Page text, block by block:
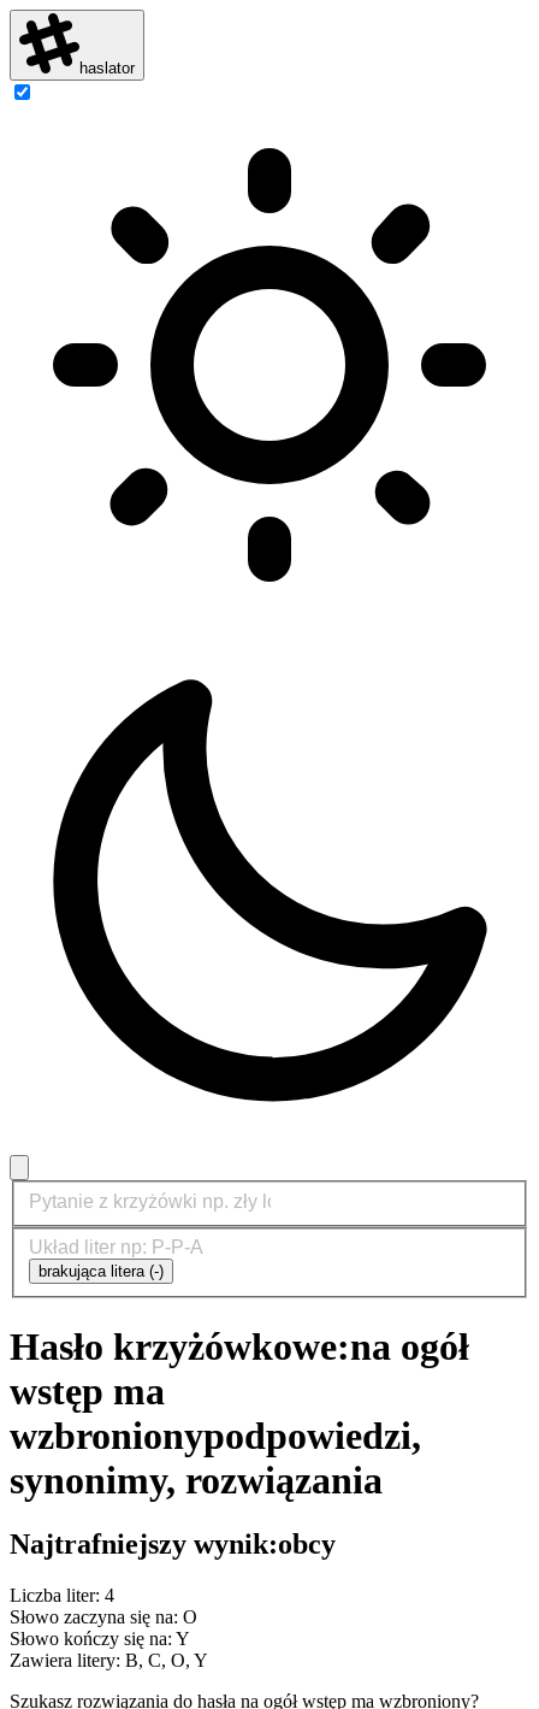
haslator
brakująca litera (-)
Hasło krzyżówkowe:na ogół
wstęp ma
wzbronionypodpowiedzi,
synonimy, rozwiązania
Najtrafniejszy wynik:obcy
Liczba liter: 4
Słowo zaczyna się na: O
Słowo kończy się na: Y
Zawiera litery: B, C, O, Y
Szukasz rozwiązania do hasła na ogół wstęp ma wzbroniony?